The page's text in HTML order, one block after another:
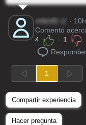
vVlzVD
· 10h
Comentó
4
· 1
Responder
1